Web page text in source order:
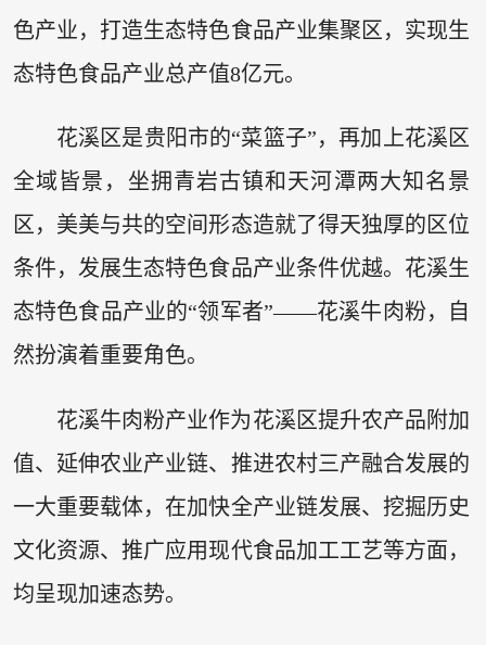
色产业，打造生态特色食品产业集聚区，实现生
态特色食品产业总产值8亿元。
花溪区是贵阳市的“菜篮子”，再加上花溪区
全域皆景，坐拥青岩古镇和天河潭两大知名景
区，美美与共的空间形态造就了得天独厚的区位
条件，发展生态特色食品产业条件优越。花溪生
态特色食品产业的“领军者”——花溪牛肉粉，自
然扮演着重要角色。
花溪牛肉粉产业作为花溪区提升农产品附加
值、延伸农业产业链、推进农村三产融合发展的
一大重要载体，在加快全产业链发展、挖掘历史
文化资源、推广应用现代食品加工工艺等方面，
均呈现加速态势。